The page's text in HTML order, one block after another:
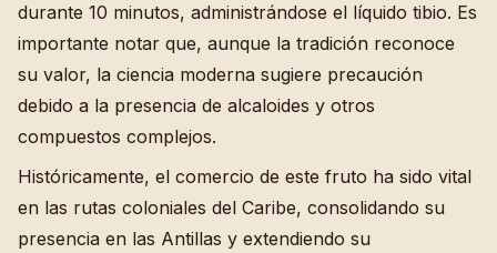
durante 10 minutos, administrándose el líquido tibio. Es
importante notar que, aunque la tradición reconoce
su valor, la ciencia moderna sugiere precaución
debido a la presencia de alcaloides y otros
compuestos complejos.
Históricamente, el comercio de este fruto ha sido vital
en las rutas coloniales del Caribe, consolidando su
presencia en las Antillas y extendiendo su